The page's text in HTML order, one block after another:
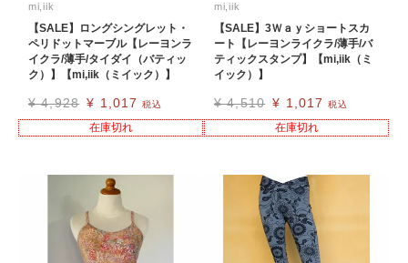
mi,iik
【SALE】ロングシングレット・
ペリドットマーブル【レーヨンラ
イクラ/薄手/タイダイ（バティッ
ク）】【mi,iik（ミイック）】
¥ 4,928 ¥ 1,017 税込
在庫切れ
mi,iik
【SALE】3Ｗａｙショートスカ
ート【レーヨンライクラ/薄手/バ
ティックスタンプ】【mi,iik（ミ
イック）】
¥ 4,510 ¥ 1,017 税込
在庫切れ